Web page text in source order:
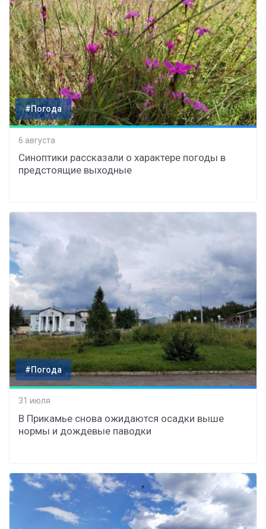
#Погода
6 августа
Синоптики рассказали о характере погоды в
предстоящие выходные
#Погода
31 июля
В Прикамье снова ожидаются осадки выше
нормы и дождевые паводки